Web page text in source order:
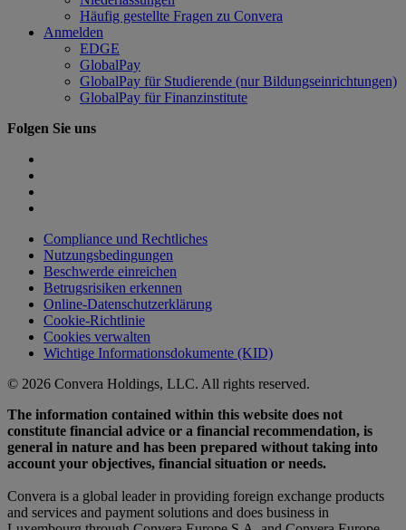
Häufig gestellte Fragen zu Convera
Anmelden
EDGE
GlobalPay
GlobalPay für Studierende (nur Bildungseinrichtungen)
GlobalPay für Finanzinstitute
Folgen Sie uns
Compliance und Rechtliches
Nutzungsbedingungen
Beschwerde einreichen
Betrugsrisiken erkennen
Online-Datenschutzerklärung
Cookie-Richtlinie
Cookies verwalten
Wichtige Informationsdokumente (KID)
© 2026 Convera Holdings, LLC. All rights reserved.
The information contained within this website does not
constitute financial advice or a financial recommendation, is
general in nature and has been prepared without taking into
account your objectives, financial situation or needs.
Convera is a global leader in providing foreign exchange products
and services and payment solutions and does business in